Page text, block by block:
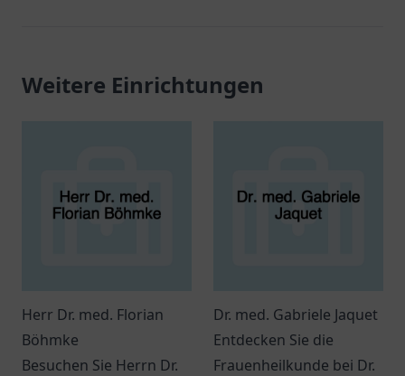
Weitere Einrichtungen
Herr Dr. med. Florian
Böhmke
Besuchen Sie Herrn Dr.
Dr. med. Gabriele Jaquet
Entdecken Sie die
Frauenheilkunde bei Dr.